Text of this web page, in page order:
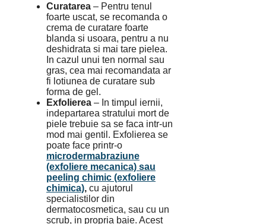
Curatarea – Pentru tenul
foarte uscat, se recomanda o
crema de curatare foarte
blanda si usoara, pentru a nu
deshidrata si mai tare pielea.
In cazul unui ten normal sau
gras, cea mai recomandata ar
fi lotiunea de curatare sub
forma de gel.
Exfolierea – In timpul iernii,
indepartarea stratului mort de
piele trebuie sa se faca intr-un
mod mai gentil. Exfolierea se
poate face printr-o
microdermabraziune
(exfoliere mecanica) sau
peeling chimic (exfoliere
chimica), cu ajutorul
specialistilor din
dermatocosmetica, sau cu un
scrub, in propria baie. Acest